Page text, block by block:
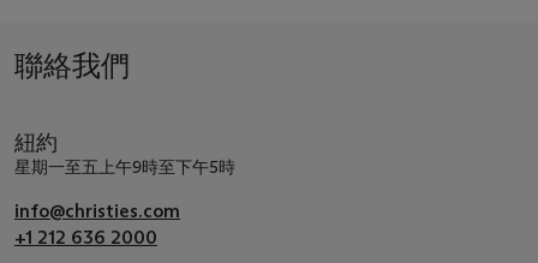
聯絡我們
紐約
星期一至五上午9時至下午5時
info@christies.com
+1 212 636 2000